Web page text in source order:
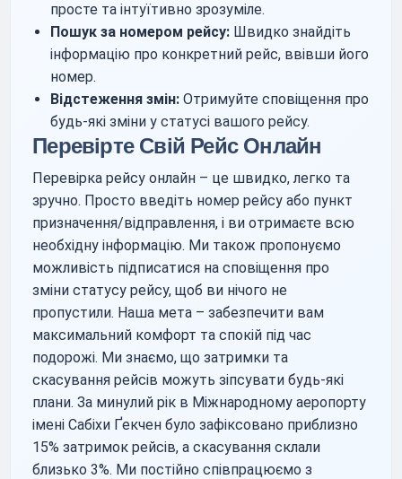
просте та інтуїтивно зрозуміле.
Пошук за номером рейсу: Швидко знайдіть
інформацію про конкретний рейс, ввівши його
номер.
Відстеження змін: Отримуйте сповіщення про
будь-які зміни у статусі вашого рейсу.
Перевірте Свій Рейс Онлайн
Перевірка рейсу онлайн – це швидко, легко та
зручно. Просто введіть номер рейсу або пункт
призначення/відправлення, і ви отримаєте всю
необхідну інформацію. Ми також пропонуємо
можливість підписатися на сповіщення про
зміни статусу рейсу, щоб ви нічого не
пропустили. Наша мета – забезпечити вам
максимальний комфорт та спокій під час
подорожі. Ми знаємо, що затримки та
скасування рейсів можуть зіпсувати будь-які
плани. За минулий рік в Міжнародному аеропорту
імені Сабіхи Ґекчен було зафіксовано приблизно
15% затримок рейсів, а скасування склали
близько 3%. Ми постійно співпрацюємо з